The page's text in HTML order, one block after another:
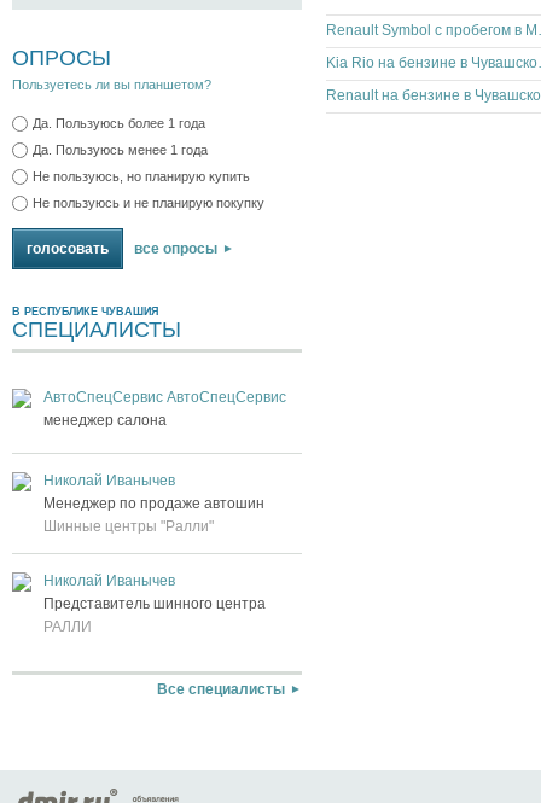
ОПРОСЫ
Пользуетесь ли вы планшетом?
Да. Пользуюсь более 1 года
Да. Пользуюсь менее 1 года
Не пользуюсь, но планирую купить
Не пользуюсь и не планирую покупку
все опросы
В РЕСПУБЛИКЕ ЧУВАШИЯ
СПЕЦИАЛИСТЫ
АвтоСпецСервис АвтоСпецСервис
менеджер салона
Николай Иванычев
Менеджер по продаже автошин
Шинные центры "Ралли"
Николай Иванычев
Представитель шинного центра
РАЛЛИ
Все специалисты
Kia